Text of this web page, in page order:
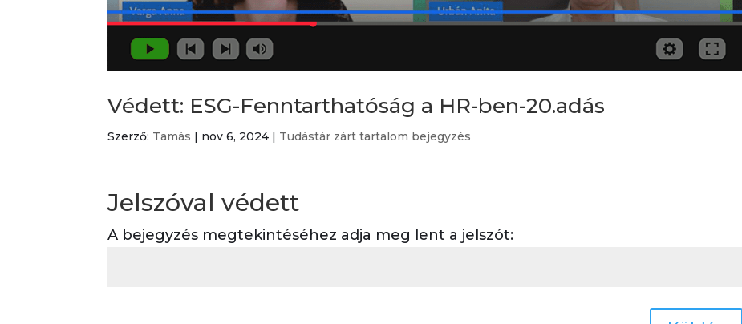
Védett: ESG-Fenntarthatóság a HR-ben-20.adás
Szerző: Tamás | nov 6, 2024 | Tudástár zárt tartalom bejegyzés
Jelszóval védett
A bejegyzés megtekintéséhez adja meg lent a jelszót: